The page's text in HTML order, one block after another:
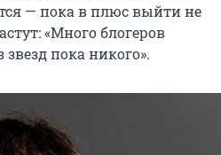
— пока в плюс выйти не
«Много блогеров
звезд пока никого».